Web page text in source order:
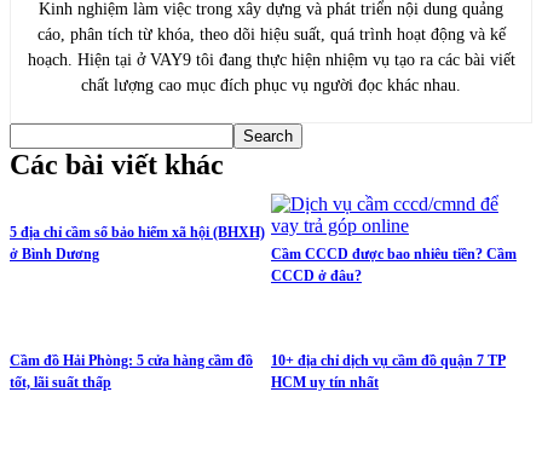
Kinh nghiệm làm việc trong xây dựng và phát triển nội dung quảng
cáo, phân tích từ khóa, theo dõi hiệu suất, quá trình hoạt động và kế
hoạch. Hiện tại ở VAY9 tôi đang thực hiện nhiệm vụ tạo ra các bài viết
chất lượng cao mục đích phục vụ người đọc khác nhau.
Các bài viết khác
5 địa chỉ cầm sổ bảo hiểm xã hội (BHXH)
ở Bình Dương
Cầm CCCD được bao nhiêu tiền? Cầm
CCCD ở đâu?
Cầm đồ Hải Phòng: 5 cửa hàng cầm đồ
tốt, lãi suất thấp
10+ địa chỉ dịch vụ cầm đồ quận 7 TP
HCM uy tín nhất